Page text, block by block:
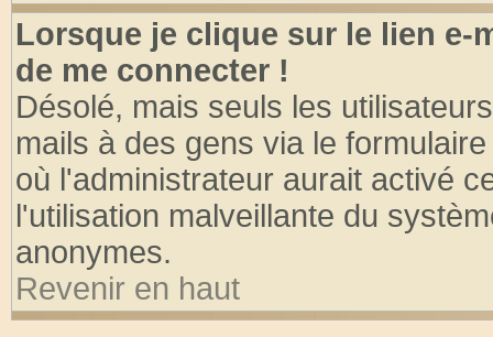
Lorsque je clique sur le lien e-
de me connecter !
Désolé, mais seuls les
mails à des gens via le
où l'administrateur aurait activé
l'utilisation malveillante du
anonymes.
Revenir en haut